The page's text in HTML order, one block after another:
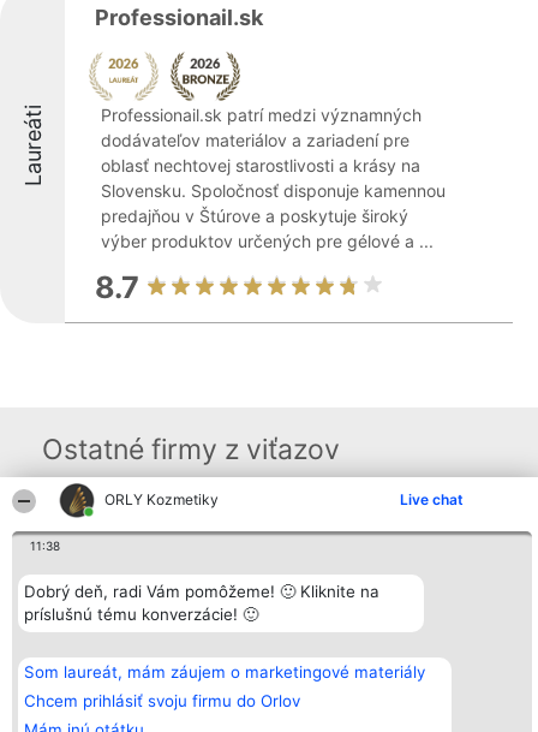
ORLY Kozmetiky Live chat
11:38
Dobrý deň, radi Vám pomôžeme! 🙂 Kliknite na
príslušnú tému konverzácie! 🙂
Som laureát, mám záujem o marketingové materiály
Chcem prihlásiť svoju firmu do Orlov
Laureáti
Professionail.sk
Professionail.sk patrí medzi významných
dodávateľov materiálov a zariadení pre
oblasť nechtovej starostlivosti a krásy na
Slovensku. Spoločnosť disponuje kamennou
predajňou v Štúrove a poskytuje široký
výber produktov určených pre gélové a ...
8.7
Ostatné firmy z viťazov
Organizátor hodnotenia
Bright Side Solutions sp. z o.
ul. Ruska 22
Wrocław 50-079
KRS 0000749100 | Regon
381313360 | NIP 8943132676
+48 508 492 400
Hodnotenie
wszystkich
Laureatów
Podmienky
Obchodné
podmienky
Zásady
osobných
Kontakt